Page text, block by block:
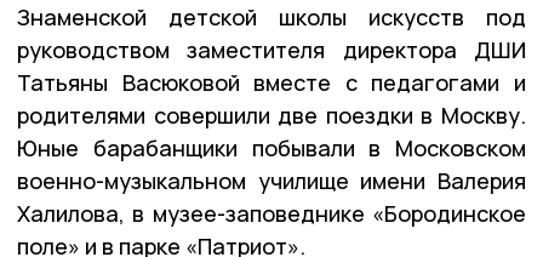
Знаменской детской школы искусств под
руководством заместителя директора ДШИ
Татьяны Васюковой вместе с педагогами и
родителями совершили две поездки в Москву.
Юные барабанщики побывали в Московском
военно-музыкальном училище имени Валерия
Халилова, в музее-заповеднике «Бородинское
поле» и в парке «Патриот».